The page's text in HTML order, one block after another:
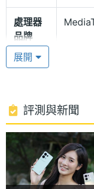
聯發科天璣 1300
OPPO Reno8 5G
業系統、ColorOS
RAM + 256GB
Wi-Fi 6、藍牙
隔空手勢操作
OPPO Reno8
處理器
品牌
處理器
處理器
時脈
3 GHz
處理器
核心數
8
展開
評測與新聞